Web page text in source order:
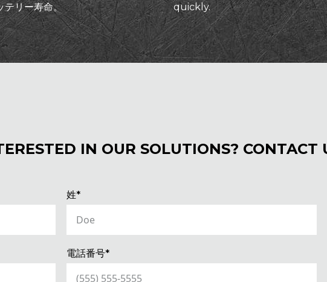
テリー寿命。
quickly.
IN OUR SOLUTIONS? CONTACT
姓*(REQUIRED)
電話番号*(REQUIRED)